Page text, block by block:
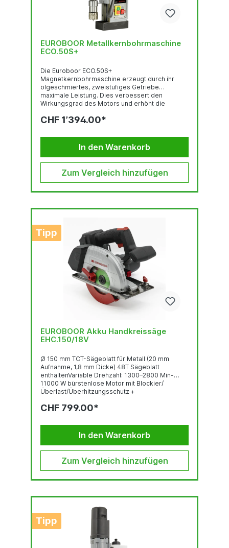
EUROBOOR Metallkernbohrmaschine
ECO.50S+
Die Euroboor ECO.50S+
Magnetkernbohrmaschine erzeugt durch ihr
ölgeschmiertes, zweistufiges Getriebe
maximale Leistung. Dies verbessert den
Wirkungsgrad des Motors und erhöht die
tragbare Magnetkernbohrmaschine für den
innovativen Elektronik, die mehr Sicherheit
bietet, das Risiko von Schäden an Maschine,
Werkzeug und Werkstück deutlich reduziert und
oder plötzlichem Verschieben des...
CHF 1’394.00*
In den Warenkorb
Zum Vergleich hinzufügen
Tipp
EUROBOOR Akku Handkreissäge
EHC.150/18V
Ø 150 mm TCT-Sägeblatt für Metall (20 mm
Aufnahme, 1,8 mm Dicke) 48T Sägeblatt
enthaltenVariable Drehzahl: 1300–2800 Min-
11000 W bürstenlose Motor mit Blockier/
Überlast/Überhitzungsschutz +
WiederanlaufschutzLeichtgewicht:...
CHF 799.00*
In den Warenkorb
Zum Vergleich hinzufügen
Tipp